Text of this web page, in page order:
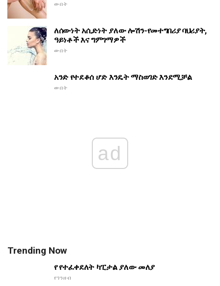
ውበት
ለሰውነት አሲድነት ያለው ሎሽን-የመተግበሪያ ባህሪያት,
ዓይነቶች እና ግምገማዎች
ውበት
አንድ የተደቆሰ ሆድ እንዴት ማስወገድ እንደሚቻል
ውበት
ad
Trending Now
የ የተፈቀደለት ካፒታል ያለው መለያ
የገንዘብ